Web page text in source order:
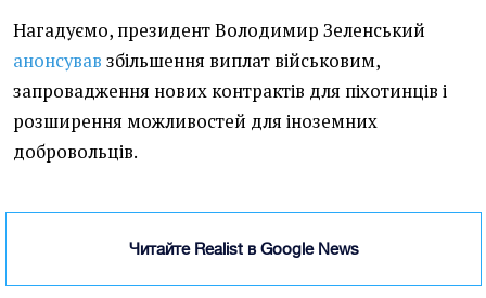
Нагадуємо, президент Володимир Зеленський
анонсував збільшення виплат військовим,
запровадження нових контрактів для піхотинців і
розширення можливостей для іноземних
добровольців.
Читайте Realist в Google News